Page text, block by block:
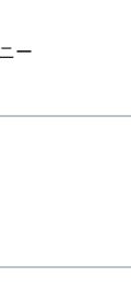
ー